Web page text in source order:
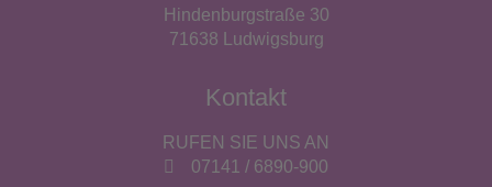
Hindenburgstraße 30
71638 Ludwigsburg
Kontakt
RUFEN SIE UNS AN
07141 / 6890-900